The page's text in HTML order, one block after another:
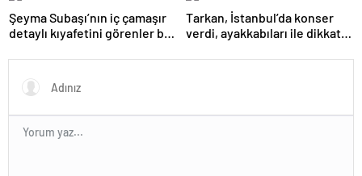
Şeyma Subaşı’nın iç çamaşır
detaylı kıyafetini görenler bir
Tarkan, İstanbul’da konser
verdi, ayakkabıları ile dikkat